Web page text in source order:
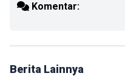
Komentar:
Berita Lainnya